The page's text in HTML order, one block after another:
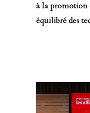
à la promotion
équilibré des